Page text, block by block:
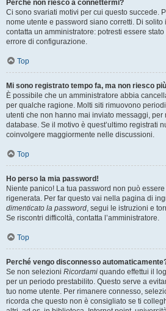
Perché non riesco a connettermi?
Ci sono svariati motivi per cui questo succede.
nome utente e password siano corretti. Di
contatta un amministratore: potresti essere
errore di configurazione.
Top
Mi sono registrato tempo fa, ma non riesco
È possibile che un amministratore abbia
per qualche ragione. Molti siti rimuovono
utenti che non hanno mai inviato messaggi, per
database. Se il motivo è quest’ultimo registrati
coinvolgere maggiormente nelle discussioni.
Top
Ho perso la mia password!
Niente panico! La tua password non può
rigenerata. Per far questo vai nella pagina di
dimenticato la password, segui le istruzioni e
Se riscontri difficoltà, contatta l’amministratore.
Top
Perché vengo disconnesso
Se non selezioni Ricordami quando effettui il
per un periodo prestabilito. Questo serve a
tuo nome utente. Per rimanere connesso,
ricorda che questo non è consigliato se ti